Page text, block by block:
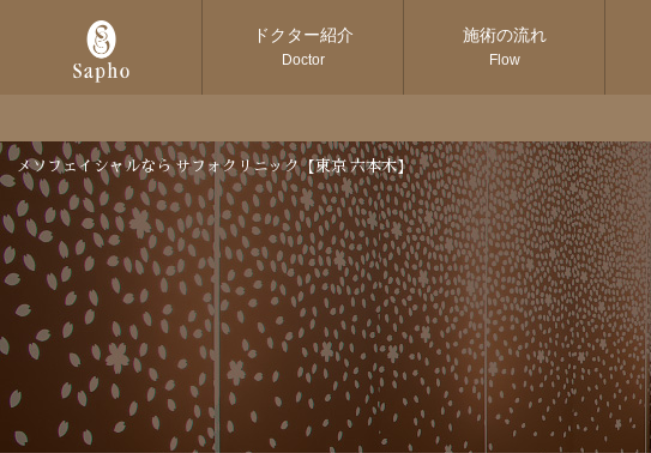
ドクター紹介
Doctor
施術の流れ
Flow
メソフェイシャルなら サフォクリニック【東京 六本木】